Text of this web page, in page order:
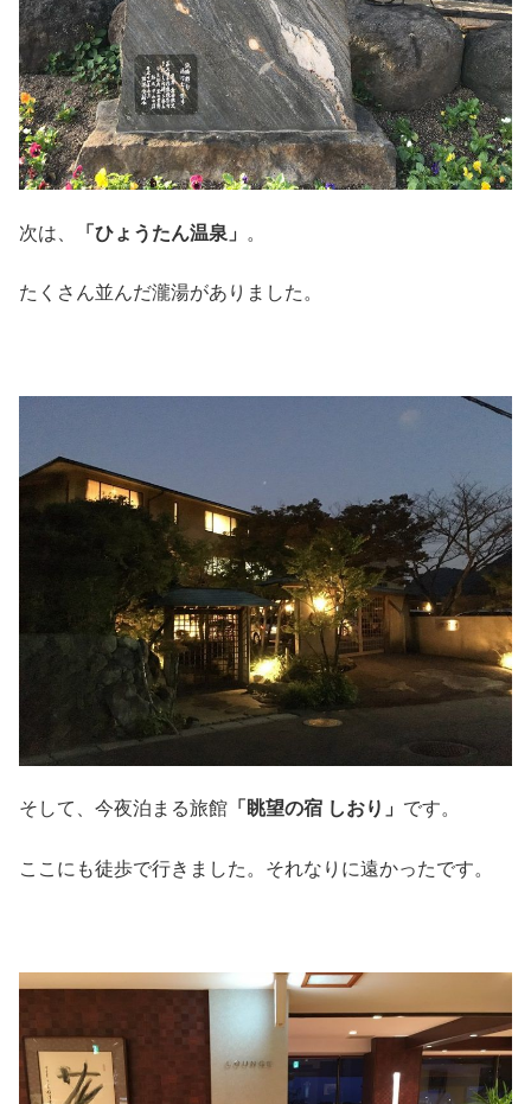
次は、 「ひょうたん温泉」 。
たくさん並んだ瀧湯がありました。
そして、今夜泊まる旅館 「眺望の宿 しおり」 です。
ここにも徒歩で行きました。それなりに遠かったです。